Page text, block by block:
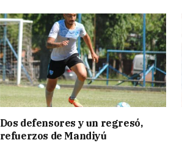
Dos defensores y un regresó,
refuerzos de Mandiyú